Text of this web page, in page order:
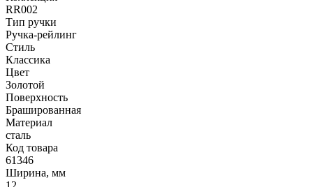
RR002
Тип ручки
Ручка-рейлинг
Стиль
Классика
Цвет
Золотой
Поверхность
Брашированная
Материал
сталь
Код товара
61346
Ширина, мм